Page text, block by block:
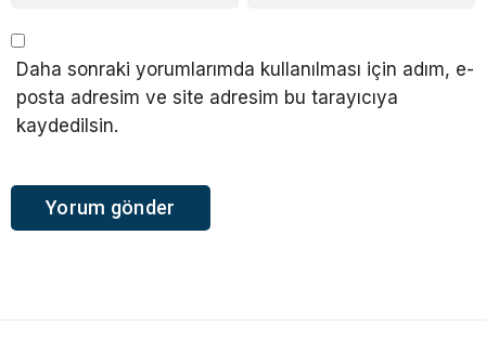
Daha sonraki yorumlarımda kullanılması için adım, e-
posta adresim ve site adresim bu tarayıcıya
kaydedilsin.